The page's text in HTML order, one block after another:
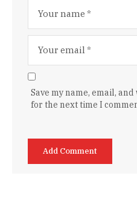
Save my name, email,
for the next time I